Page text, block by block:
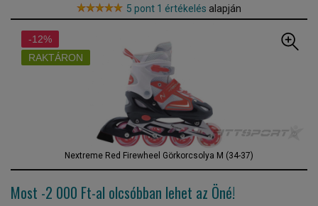
5 pont 1 értékelés alapján
-12%
RAKTÁRON
Nextreme Red Firewheel Görkorcsolya M (34-37)
Most -2 000 Ft-al olcsóbban lehet az Öné!